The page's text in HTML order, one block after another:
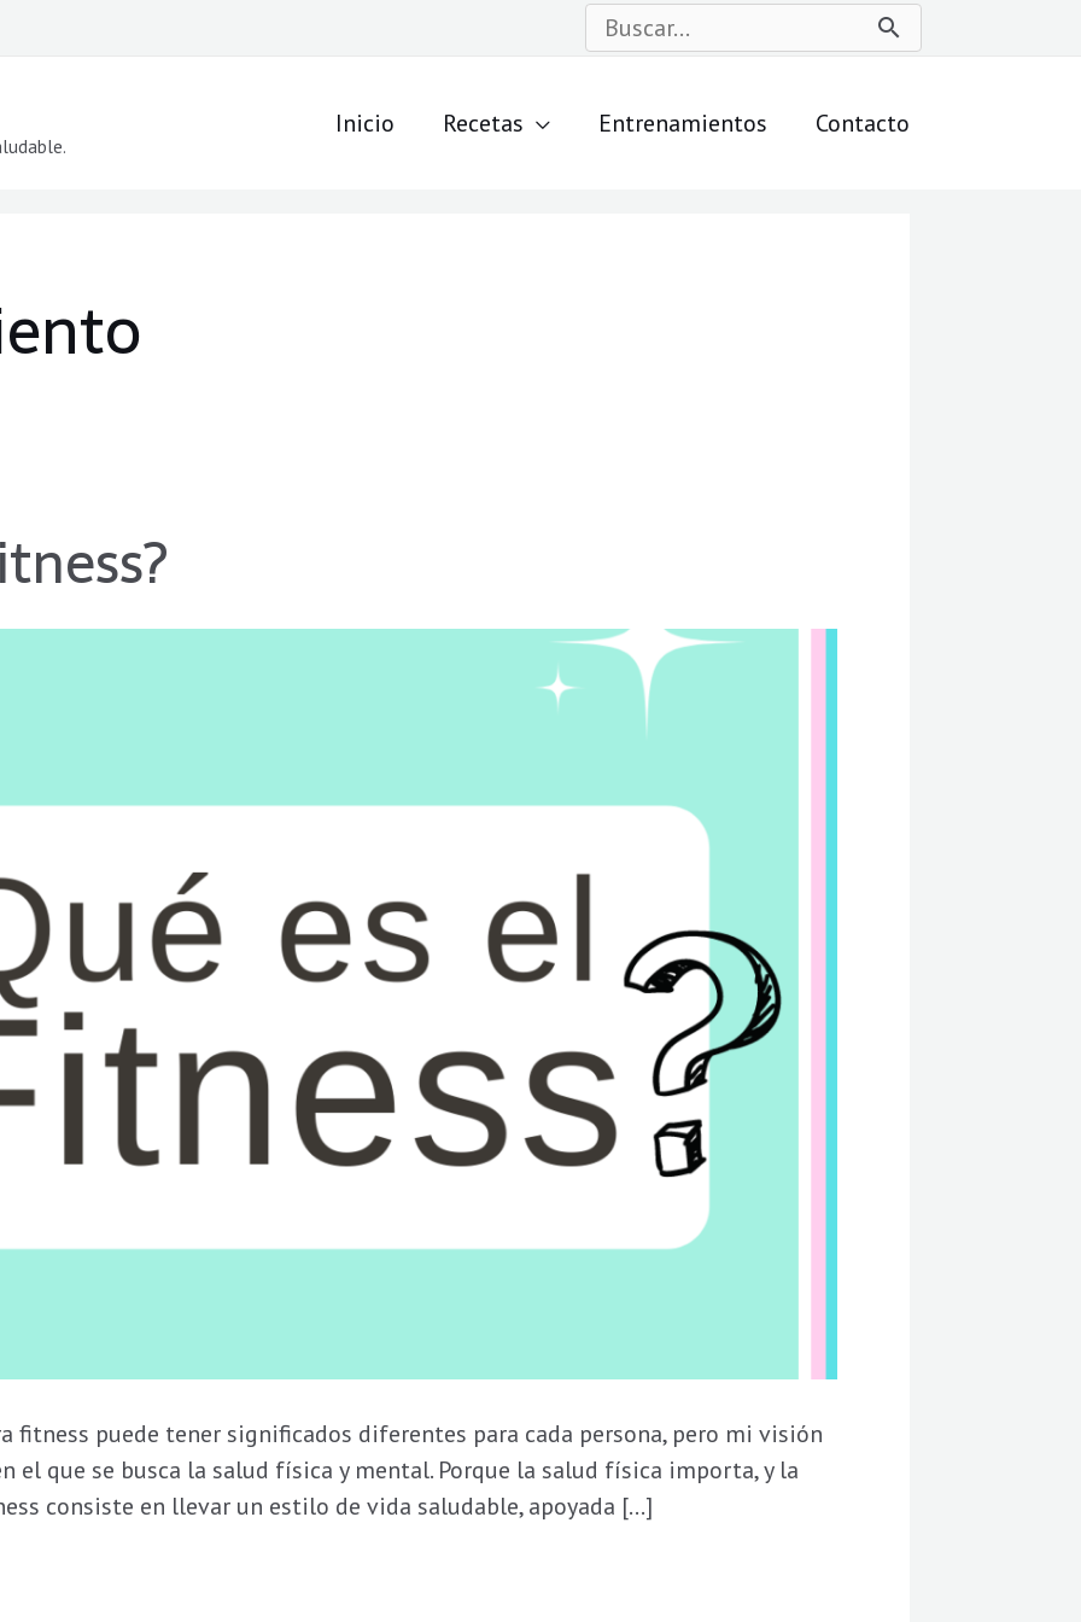
Buscar
Inicio Recetas Entrenamientos Contacto
fitness puede tener significados diferentes para cada persona, pero mi visión
el que se busca la salud física y mental. Porque la salud física importa, y la
consiste en llevar un estilo de vida saludable, apoyada […]